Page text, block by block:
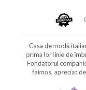
Casa de modă
prima lor linie de
Fondatorul
faimos, apreciat